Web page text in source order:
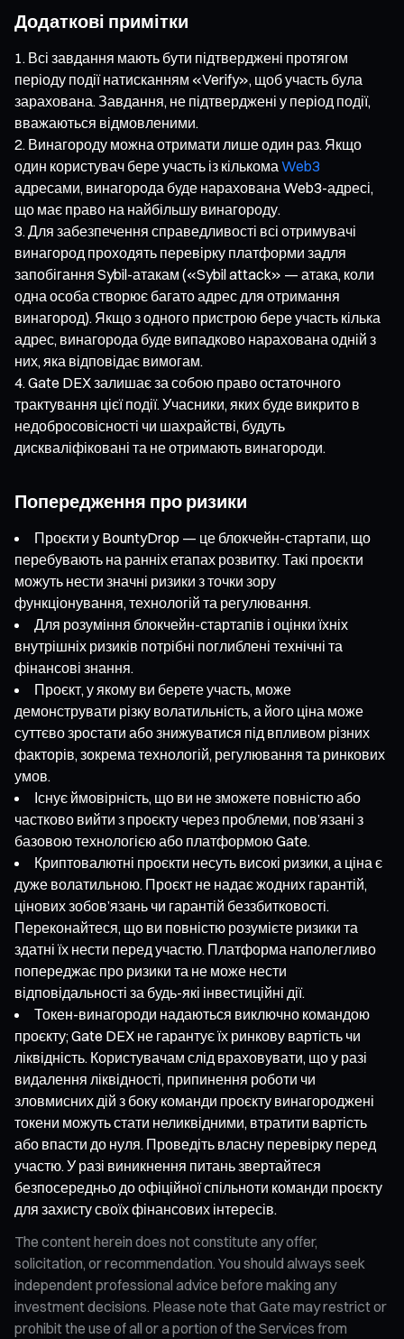
Додаткові примітки
Всі завдання мають бути підтверджені протягом
періоду події натисканням «Verify», щоб участь була
зарахована. Завдання, не підтверджені у період події,
вважаються відмовленими.
Винагороду можна отримати лише один раз. Якщо
один користувач бере участь із кількома Web3
адресами, винагорода буде нарахована Web3-адресі,
що має право на найбільшу винагороду.
Для забезпечення справедливості всі отримувачі
винагород проходять перевірку платформи задля
запобігання Sybil-атакам («Sybil attack» — атака, коли
одна особа створює багато адрес для отримання
винагород). Якщо з одного пристрою бере участь кілька
адрес, винагорода буде випадково нарахована одній з
них, яка відповідає вимогам.
Gate DEX залишає за собою право остаточного
трактування цієї події. Учасники, яких буде викрито в
недобросовісності чи шахрайстві, будуть
дискваліфіковані та не отримають винагороди.
Попередження про ризики
Проєкти у BountyDrop — це блокчейн-стартапи, що
перебувають на ранніх етапах розвитку. Такі проєкти
можуть нести значні ризики з точки зору
функціонування, технологій та регулювання.
Для розуміння блокчейн-стартапів і оцінки їхніх
внутрішніх ризиків потрібні поглиблені технічні та
фінансові знання.
Проєкт, у якому ви берете участь, може
демонструвати різку волатильність, а його ціна може
суттєво зростати або знижуватися під впливом різних
факторів, зокрема технологій, регулювання та ринкових
умов.
Існує ймовірність, що ви не зможете повністю або
частково вийти з проєкту через проблеми, пов’язані з
базовою технологією або платформою Gate.
Криптовалютні проєкти несуть високі ризики, а ціна є
дуже волатильною. Проєкт не надає жодних гарантій,
цінових зобов’язань чи гарантій беззбитковості.
Переконайтеся, що ви повністю розумієте ризики та
здатні їх нести перед участю. Платформа наполегливо
попереджає про ризики та не може нести
відповідальності за будь-які інвестиційні дії.
Токен-винагороди надаються виключно командою
проєкту; Gate DEX не гарантує їх ринкову вартість чи
ліквідність. Користувачам слід враховувати, що у разі
видалення ліквідності, припинення роботи чи
зловмисних дій з боку команди проєкту винагороджені
токени можуть стати неликвідними, втратити вартість
або впасти до нуля. Проведіть власну перевірку перед
участю. У разі виникнення питань звертайтеся
безпосередньо до офіційної спільноти команди проєкту
для захисту своїх фінансових інтересів.
The content herein does not constitute any offer,
solicitation, or recommendation. You should always seek
independent professional advice before making any
investment decisions. Please note that Gate may restrict or
prohibit the use of all or a portion of the Services from